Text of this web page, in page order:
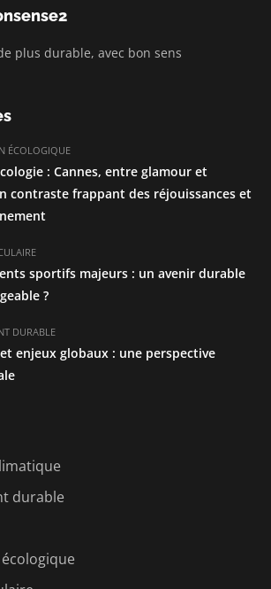
plus durable, avec bon sens
ÉCOLOGIQUE
: Cannes, entre glamour et
contraste frappant des réjouissances et
sportifs majeurs : un avenir durable
?
DURABLE
enjeux globaux : une perspective
durable